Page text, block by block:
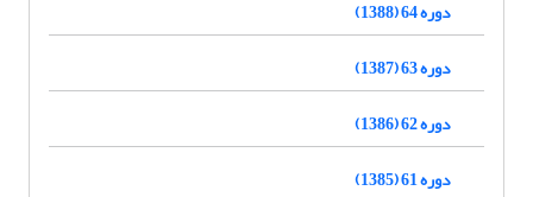
دوره 64 (1388)
دوره 63 (1387)
دوره 62 (1386)
دوره 61 (1385)